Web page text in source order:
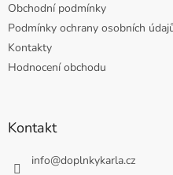
Obchodní podmínky
Podmínky ochrany osobních
Kontakty
Hodnocení obchodu
Kontakt
info@doplnkykarla.cz